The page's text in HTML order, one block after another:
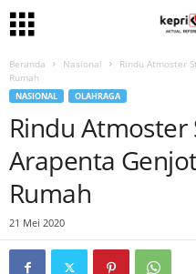
Beranda Nasional
Rindu Atmoster
Rumah
NASIONAL OLAHRAGA
Rindu Atmoster
Arapenta
Rumah
21 Mei 2020